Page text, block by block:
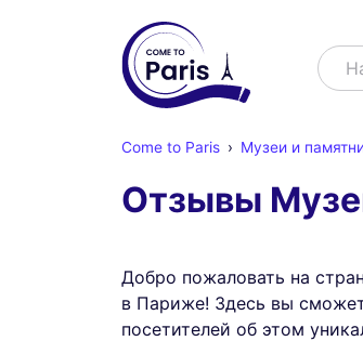
Come to Paris Музеи и
Отзывы
Добро пожаловать на
в Париже! Здесь вы
посетителей об этом